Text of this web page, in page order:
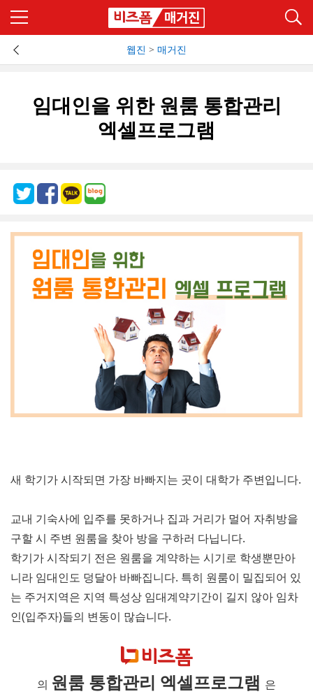
웹진 > 매거진
임대인을 위한 원룸 통합관리
엑셀프로그램
새 학기가 시작되면 가장 바빠지는 곳이 대학가 주변입니다.
교내 기숙사에 입주를 못하거나 집과 거리가 멀어 자취방을
구할 시 주변 원룸을 찾아 방을 구하러 다닙니다.
학기가 시작되기 전은 원룸을 계약하는 시기로 학생뿐만아
니라 임대인도 덩달아 바빠집니다. 특히 원룸이 밀집되어 있
는 주거지역은 지역 특성상 임대계약기간이 길지 않아 임차
인(입주자)들의 변동이 많습니다.
의 원룸 통합관리 엑셀프로그램 은